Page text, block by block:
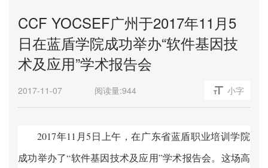
CCF YOCSEF广州于2017年11月5
日在蓝盾学院成功举办“软件基因技
术及应用”学术报告会
2017-11-07 阅读量:944 小字
2017年11 月5日 上午，在广东省蓝盾职业培训学院
成功举办了“软件基因技术及应用”学术报告会。这场高